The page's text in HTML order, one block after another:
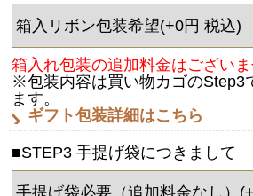
箱入れ包装の追加料金はござい
※包装内容は買い物カゴのStep3
ます。
ギフト包装詳細はこちら
■STEP3 手提げ袋につきまして